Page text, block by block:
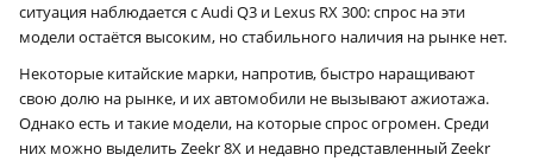
ситуация наблюдается с Audi Q3 и Lexus RX 300: спрос на эти
модели остаётся высоким, но стабильного наличия на рынке нет.
Некоторые китайские марки, напротив, быстро наращивают
свою долю на рынке, и их автомобили не вызывают ажиотажа.
Однако есть и такие модели, на которые спрос огромен. Среди
них можно выделить Zeekr 8X и недавно представленный Zeekr